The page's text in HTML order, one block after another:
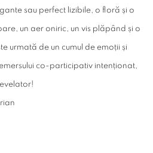
sau perfect lizibile, o floră și o
un aer oniric, un vis plăpând și o
urmată de un cumul de emoții și
co-participativ intenționat,